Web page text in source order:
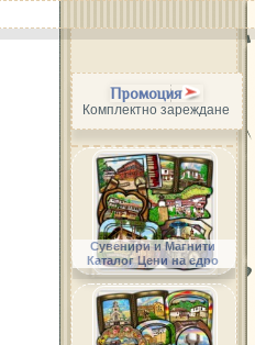
Промоция
Комплектно зареждане
Сувенири и Магнити
Каталог Цени на едро